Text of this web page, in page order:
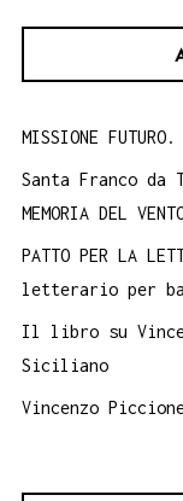
MISSIONE
Santa Franco da
MEMORIA DEL
PATTO PER LA
letterario per
Il libro su
Siciliano
Vincenzo